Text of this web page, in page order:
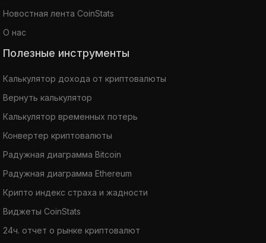
Новостная лента CoinStats
О нас
Полезные инструменты
Калькулятор дохода от криптовалюты
Вернуть калькулятор
Калькулятор временных потерь
Конвертер криптовалюты
Радужная диаграмма Bitcoin
Радужная диаграмма Ethereum
Крипто индекс страха и жадности
Виджеты CoinStats
24ч. отчет о рынке криптовалют